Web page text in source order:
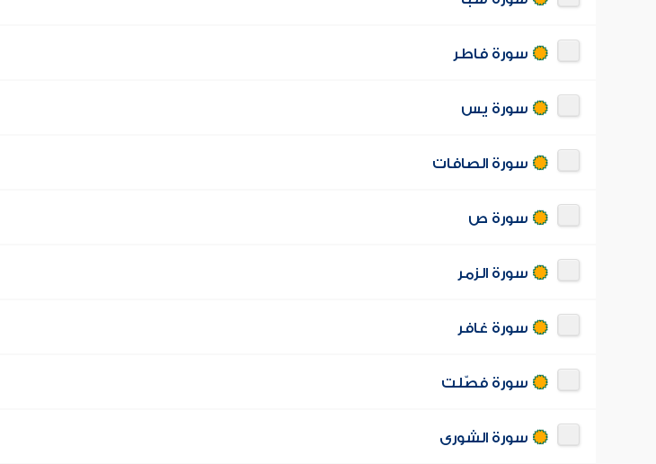
سورة فاطر
سورة يس
سورة الصافات
سورة ص
سورة الزمر
سورة غافر
سورة فصّلت
سورة الشورى